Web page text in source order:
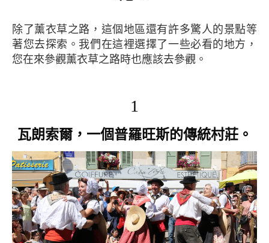
除了薰衣草之路，這個地區還有許多驚人的景點等
著您去探索。我們在這裡選擇了一些必看的地方，
您在來參觀薰衣草之路時也應該去參觀。
1
瓦朗索爾，一個普羅旺斯的傳統村莊。